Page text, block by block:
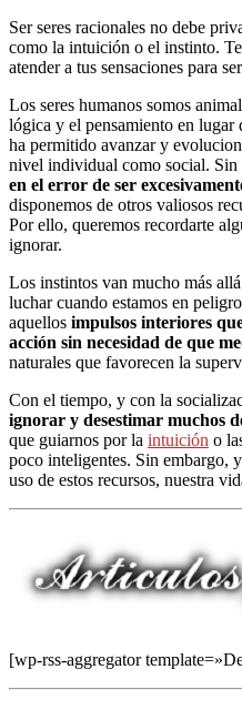
Ser seres racionales no debe
como la intuición o el instinto.
atender a tus sensaciones para
Los seres humanos somos
lógica y el pensamiento en lugar
ha permitido avanzar y
nivel individual como social. Sin
en el error de ser
disponemos de otros valiosos
Por ello, queremos recordarte
ignorar.
Los instintos van mucho más
luchar cuando estamos en
aquellos impulsos interiores
acción sin necesidad de que
naturales que favorecen la
Con el tiempo, y con la
ignorar y desestimar muchos
que guiarnos por la intuición o
poco inteligentes. Sin embargo,
uso de estos recursos, nuestra
[wp-rss-aggregator